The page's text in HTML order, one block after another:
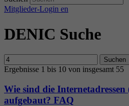
Mitglieder-Login en
DENIC Suche
Suchen
Ergebnisse 1 bis 10 von insgesamt 55
Wie sind die Internetadressen
aufgebaut? FAQ